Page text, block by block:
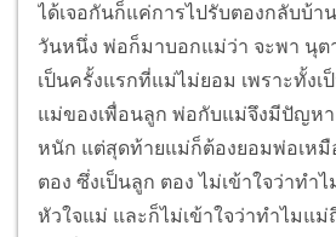
ได้เจอกันก็แค่การไปรับตองกลับบ้า
วันหนึ่ง พ่อก็มาบอกแม่ว่า จะพา นุต
เป็นครั้งแรกที่แม่ไม่ยอม เพราะทั้งเ
แม่ของเพื่อนลูก พ่อกับแม่จึงมีปัญหา
หนัก แต่สุดท้ายแม่ก็ต้องยอมพ่อเหมื
ตอง ซึ่งเป็นลูก ตอง ไม่เข้าใจว่าทำ
หัวใจแม่ และก็ไม่เข้าใจว่าทำไมแ